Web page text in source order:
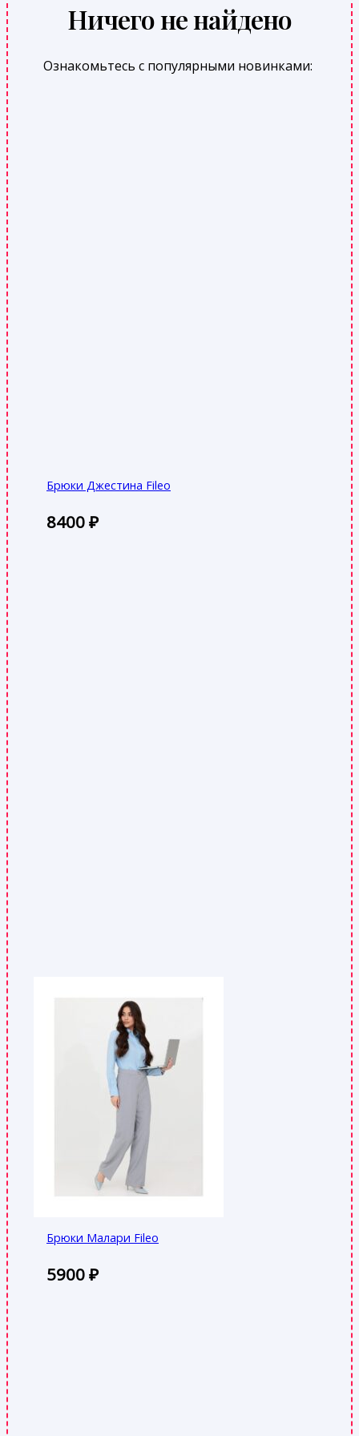
Ничего не найдено
Ознакомьтесь с популярными новинками:
Брюки Джестина Fileo
8400₽
Брюки Малари Fileo
5900₽